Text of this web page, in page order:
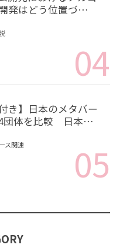
発はどう位置づ…
04
付き】日本のメタバー
団体を比較 日本…
ス関連 05